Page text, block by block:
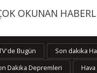
OKUNAN
Bugün
Son dakika
Dakika Depremleri